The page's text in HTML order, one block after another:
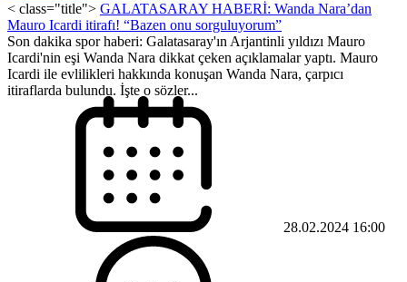
< class="title"> GALATASARAY HABERİ: Wanda Nara’dan
Mauro Icardi itirafı! “Bazen onu sorguluyorum”
Son dakika spor haberi: Galatasaray'ın Arjantinli yıldızı Mauro
Icardi'nin eşi Wanda Nara dikkat çeken açıklamalar yaptı. Mauro
Icardi ile evlilikleri hakkında konuşan Wanda Nara, çarpıcı
itiraflarda bulundu. İşte o sözler...
28.02.2024 16:00